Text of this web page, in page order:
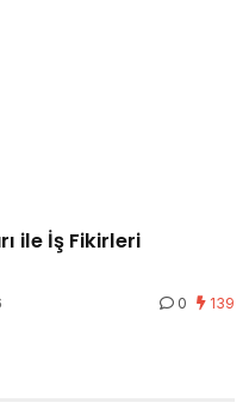
ile İş Fikirleri
0 139